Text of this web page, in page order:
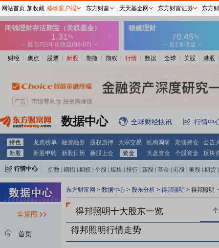
财经 焦点 股票 新股 期指 期权 行情 数据 全球 美股 港股
数据中心 全球财经快讯 行情中
特色 龙虎榜单 融资融券 股权质押 大宗交易 机构调研 期指持仓
公告
新股
新股申购 新股日历 新股上会 资金 大盘资金 个股资金 板块
行情中心 指数 期指 期权 个股 板块 排行 新股 基金 港股 美股 期货
全景图
首页
东方财富网 > 数据中心 > 股东分析 > 得邦照明 > 得邦照明-
得邦照明十大股东一览
得邦照明行情走势
网站首页 加收藏 移动客户端 东方财富 天天基金网 东方财富证券 东方